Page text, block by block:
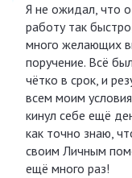
Я не ожидал, что
работу так
много желающих
поручение. Всё
чётко в срок, и
всем моим
кинул себе ещё
как точно знаю,
своим Личным
ещё много раз!